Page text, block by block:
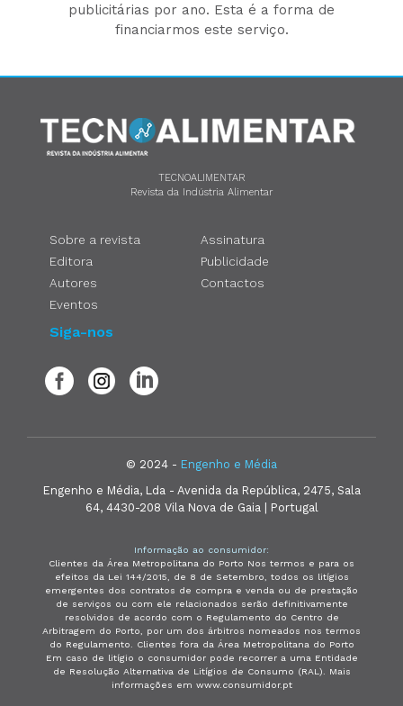
publicitárias por ano. Esta é a forma de
financiarmos este serviço.
TECNOALIMENTAR
Revista da Indústria Alimentar
Sobre a revista
Editora
Autores
Eventos
Assinatura
Publicidade
Contactos
Siga-nos
© 2024 - Engenho e Média
Engenho e Média, Lda - Avenida da República, 2475, Sala
64, 4430-208 Vila Nova de Gaia | Portugal
Informação ao consumidor:
Clientes da Área Metropolitana do Porto Nos termos e para os
efeitos da Lei 144/2015, de 8 de Setembro, todos os litígios
emergentes dos contratos de compra e venda ou de prestação
de serviços ou com ele relacionados serão definitivamente
resolvidos de acordo com o Regulamento do Centro de
Arbitragem do Porto, por um dos árbitros nomeados nos termos
do Regulamento. Clientes fora da Área Metropolitana do Porto
Em caso de litígio o consumidor pode recorrer a uma Entidade
de Resolução Alternativa de Litígios de Consumo (RAL). Mais
informações em www.consumidor.pt